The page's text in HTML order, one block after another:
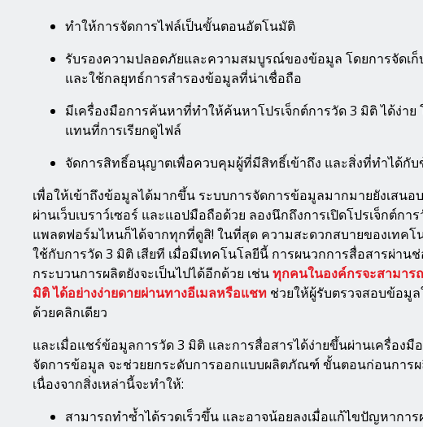
ทำให้การจัดการไฟล์เป็นขั้นตอนอัตโนมัติ
รับรองความปลอดภัยและความสมบูรณ์ของข้อมูล โดยการจัดเ
และใช้กลยุทธ์การสำรองข้อมูลที่น่าเชื่อถือ
มีเครื่องมือการค้นหาที่ทำให้ค้นหาโปรเจ็กต์การวัด 3 มิติ ได้ง่า
แทนที่การเรียกดูไฟล์
จัดการสิทธิ์อนุญาตเพื่อควบคุมผู้ที่มีสิทธิ์เข้าถึง และสิ่งที่ทำได้กั
เพื่อให้เข้าถึงข้อมูลได้มากขึ้น ระบบการจัดการข้อมูลมากมายยังเสนอ
ผ่านเว็บเบราว์เซอร์ และแอปมือถือด้วย ลองนึกถึงการเปิดโปรเจ็กต์กา
แพลตฟอร์มไหนก็ได้จากทุกที่ดูสิ! ในที่สุด ความสะดวกสบายของเทคโ
ใช้กับการวัด 3 มิติ เสียที เมื่อมีเทคโนโลยีนี้ การผนวกการสื่อสารผ่าน
กระบวนการผลิตยังจะเป็นไปได้อีกด้วย เช่นทุกคนในองค์กรจะสามาร
มิติ ได้อย่างง่ายดายผ่านทางอีเมลหรือแชทช่วยให้ผู้รับตรวจสอบข้อมูล
ด้วยคลิกเดียว
และเมื่อแชร์ข้อมูลการวัด 3 มิติ และการสื่อสารได้ง่ายขึ้นผ่านเครื่องมื
จัดการข้อมูล จะช่วยยกระดับการออกแบบผลิตภัณฑ์ ขั้นตอนก่อนการ
เนื่องจากสิ่งเหล่านี้จะทำให้:
สามารถทำซ้ำได้รวดเร็วขึ้น และอาจน้อยลงเมื่อแก้ไขปัญหาการ